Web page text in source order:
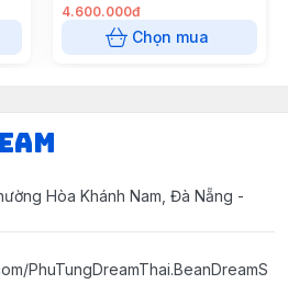
4.600.000đ
Chọn mua
Hòa Khánh Nam, Đà Nẵng -
PhuTungDreamThai.BeanDreamS